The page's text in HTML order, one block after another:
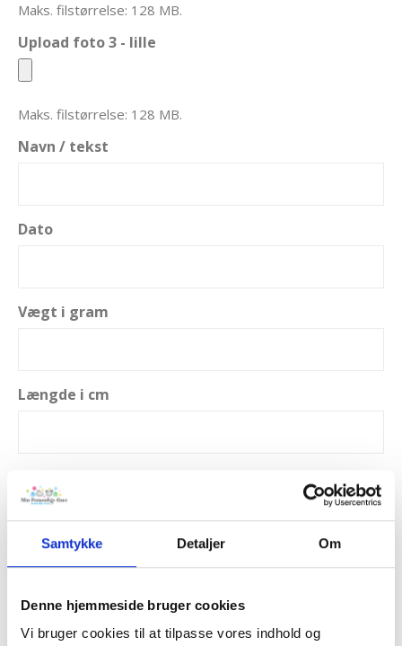
Samtykke Detaljer Om
Denne hjemmeside bruger cookies
Vi bruger cookies til at tilpasse vores indhold og
Maks. filstørrelse: 128 MB.
Upload foto 3 - lille
Maks. filstørrelse: 128 MB.
Navn / tekst
Dato
Vægt i gram
Længde i cm
Evt. kommentar til ordren.